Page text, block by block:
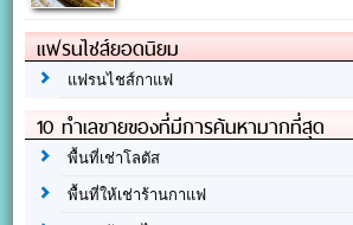
แฟรนไชส์ยอดนิยม
แฟรนไชส์กาแฟ
10 ทำเลขายของที่มีการค้นหามากที่สุด
พื้นที่เช่าโลตัส
พื้นที่ให้เช่าร้านกาแฟ